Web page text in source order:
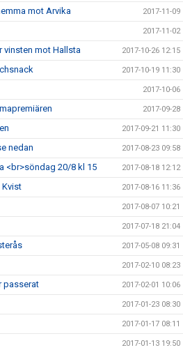
mot Arvika 2017-11-09
2017-11-02
vinsten mot Hallsta 2017-10-26 12:15
2017-10-19 11:30
2017-10-06
2017-09-28
2017-09-21 11:30
nedan 2017-08-23 09:58
<br>söndag 20/8 kl 15 2017-08-18 12:12
Kvist 2017-08-16 11:36
2017-08-07 10:21
2017-07-18 21:04
2017-05-08 09:31
2017-02-10 08:23
passerat 2017-02-01 10:06
2017-01-23 08:30
2017-01-17 08:11
2017-01-13 19:50